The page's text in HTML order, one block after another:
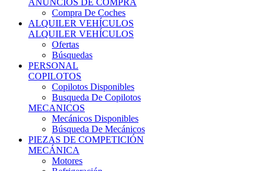
ANUNCIOS DE COMPRA
Compra De Coches
ALQUILER VEHÍCULOS
ALQUILER VEHÍCULOS
Ofertas
Búsquedas
PERSONAL
COPILOTOS
Copilotos Disponibles
Busqueda De Copilotos
MECANICOS
Mecánicos Disponibles
Búsqueda De Mecánicos
PIEZAS DE COMPETICIÓN
MECÁNICA
Motores